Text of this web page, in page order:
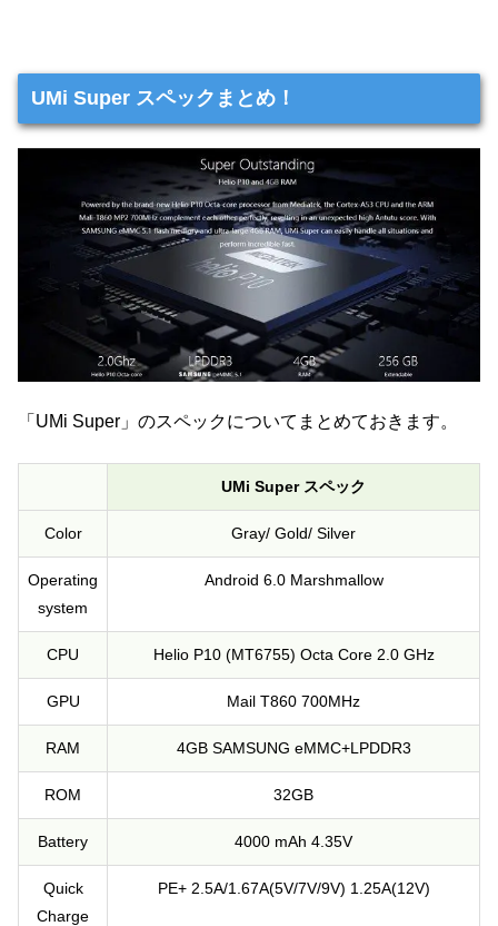
UMi Super スペックまとめ！
「UMi Super」のスペックについてまとめておきます。
UMi Super スペック
Color Gray/ Gold/ Silver
Operating
system
Android 6.0 Marshmallow
CPU Helio P10 (MT6755) Octa Core 2.0 GHz
GPU Mail T860 700MHz
RAM 4GB SAMSUNG eMMC+LPDDR3
ROM 32GB
Battery 4000 mAh 4.35V
Quick
Charge
PE+ 2.5A/1.67A(5V/7V/9V) 1.25A(12V)